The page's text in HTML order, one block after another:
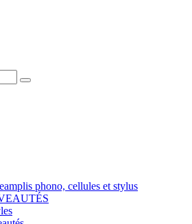
phono, cellules et stylus